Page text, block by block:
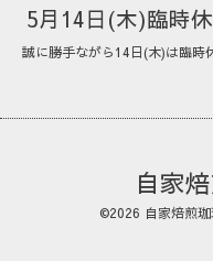
5月14日(木)臨時
誠に勝手ながら14日(木)は臨時
自家
©2026 自家焙煎